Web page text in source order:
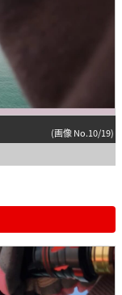
(画像 No.10/19)